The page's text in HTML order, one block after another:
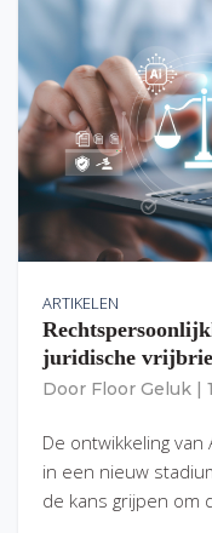
ARTIKELEN
juridische
Door Floor Geluk
De ontwikkeling van
in een nieuw
de kans grijpen om